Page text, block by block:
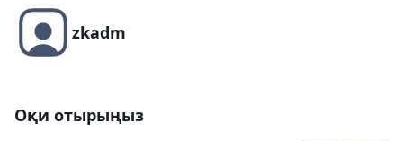
zkadm
Оқи отырыңыз